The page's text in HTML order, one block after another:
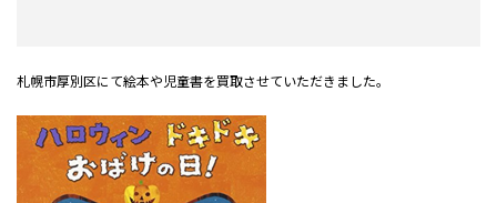
札幌市厚別区にて絵本や児童書を買取させていただきました。